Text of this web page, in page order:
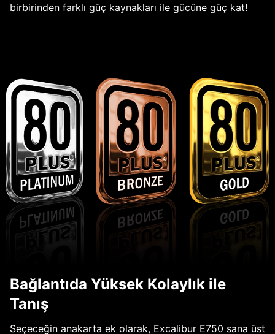
birbirinden farklı güç kaynakları ile gücüne güç kat!
Bağlantıda Yüksek Kolaylık ile
Tanış
Seçeceğin anakarta ek olarak, Excalibur E750 sana üst